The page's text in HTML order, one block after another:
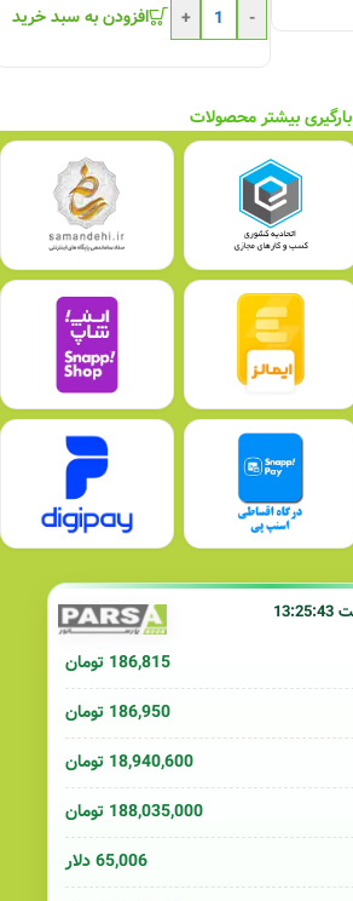
-
+ افزودن به سبد خرید
بارگیری بیشتر محصولات
186,815 تومان
186,950 تومان
18,940,600 تومان
188,035,000 تومان
65,006 دلار